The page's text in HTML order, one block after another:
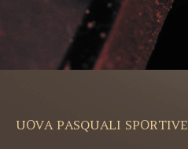
UOVA PASQUALI SPORTIVE